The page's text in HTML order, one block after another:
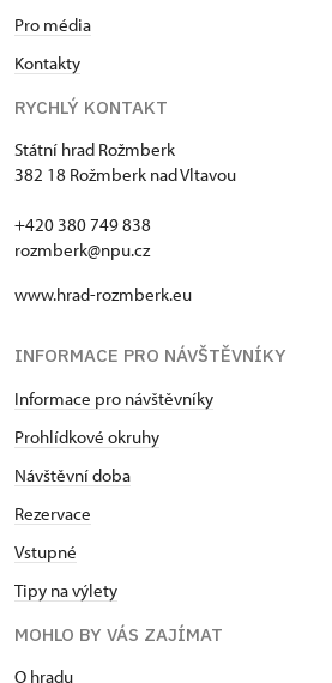
Pro média
Kontakty
RYCHLÝ KONTAKT
Státní hrad Rožmberk
382 18 Rožmberk nad Vltavou
+420 380 749 838
rozmberk@npu.cz
www.hrad-rozmberk.eu
INFORMACE PRO NÁVŠTĚVNÍKY
Informace pro návštěvníky
Prohlídkové okruhy
Návštěvní doba
Rezervace
Vstupné
Tipy na výlety
MOHLO BY VÁS ZAJÍMAT
O hradu